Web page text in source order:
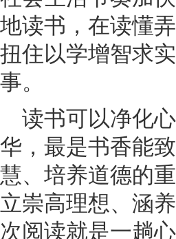
地读书，在读懂
扭住以学增智求
事。
读书可以净化
华，最是书香能
慧、培养道德的
立崇高理想、涵
次阅读就是一趟